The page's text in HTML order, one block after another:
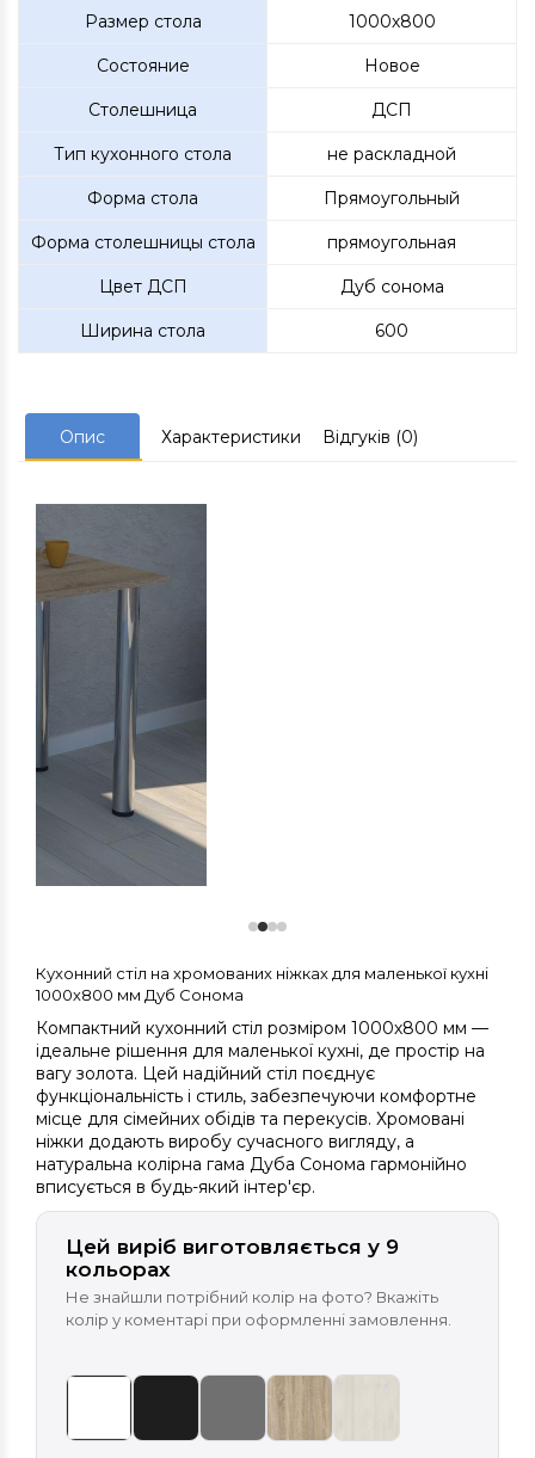
Размер стола 1000х800
Состояние Новое
Столешница ДСП
Тип кухонного стола не раскладной
Форма стола Прямоугольный
Форма столешницы стола прямоугольная
Цвет ДСП Дуб сонома
Ширина стола 600
Опис Характеристики Відгуків (0)
Кухонний стіл на хромованих ніжках для маленької кухні
1000х800 мм Дуб Сонома
Компактний кухонний стіл розміром 1000х800 мм —
ідеальне рішення для маленької кухні, де простір на
вагу золота. Цей надійний стіл поєднує
функціональність і стиль, забезпечуючи комфортне
місце для сімейних обідів та перекусів. Хромовані
ніжки додають виробу сучасного вигляду, а
натуральна колірна гама Дуба Сонома гармонійно
вписується в будь-який інтер'єр.
Цей виріб виготовляється у 9
кольорах
Не знайшли потрібний колір на фото? Вкажіть
колір у коментарі при оформленні замовлення.